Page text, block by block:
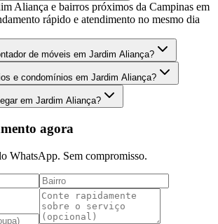
Aliança e bairros próximos da Campinas em
rápido e atendimento no mesmo dia
de móveis em Jardim Aliança?
e condomínios em Jardim Aliança?
em Jardim Aliança?
agora
WhatsApp. Sem compromisso.